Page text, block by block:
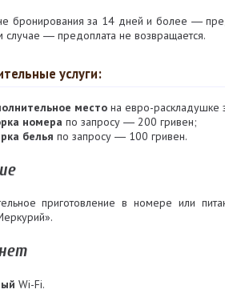
бронирования за 14 дней и более ―
случае ― предоплата не возвращается.
услуги:
местона евро-раскладушке
номера по запросу ― 200 гривен;
белья по запросу ― 100 гривен.
приготовление в номере или
Wi-Fi.